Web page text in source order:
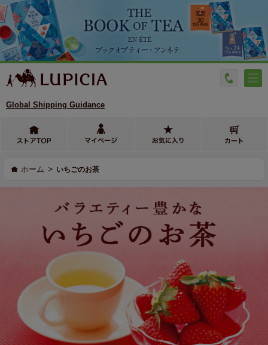
Global Shipping Guidance
ホーム > いちごのお茶